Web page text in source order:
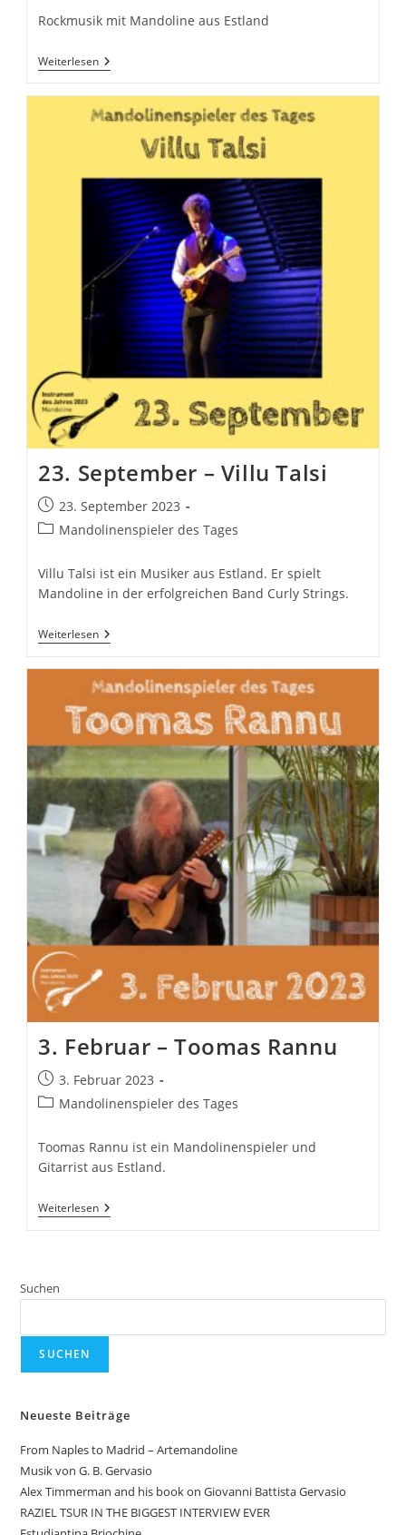
Rockmusik mit Mandoline aus Estland
WeiterlesenMANDOTERROR
–
Mandoline
Estland
23. September – Villu Talsi
Beitrag
veröffentlicht:
23. September 2023
Beitrags-
Mandolinenspieler des Tages
Villu Talsi ist ein Musiker aus Estland. Er spielt
Mandoline in der erfolgreichen Band Curly Strings.
Weiterlesen23.
September
Villu
Talsi
3. Februar – Toomas Rannu
Beitrag
veröffentlicht:
3. Februar 2023
Beitrags-
Mandolinenspieler des Tages
Toomas Rannu ist ein Mandolinenspieler und
Gitarrist aus Estland.
Weiterlesen3.
Februar
Suchen
SUCHEN
Neueste Beiträge
From Naples to Madrid – Artemandoline
Musik von G. B. Gervasio
Alex Timmerman and his book on Giovanni Battista Gervasio
RAZIEL TSUR IN THE BIGGEST INTERVIEW EVER